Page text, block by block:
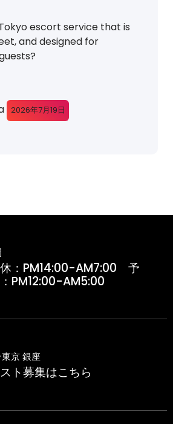
escort service that is
and designed for
2026年7月19日
：PM14:00-AM7:00 予
PM12:00-AM5:00
京 銀座
ト募集はこちら